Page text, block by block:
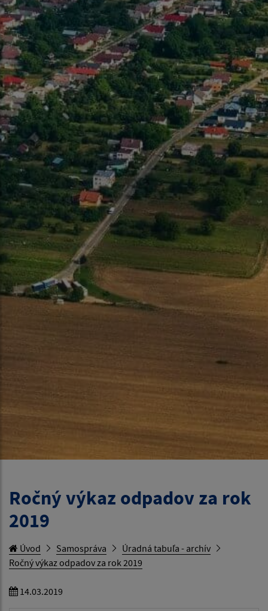
Ročný výkaz odpadov za rok
2019
Úvod Samospráva
Úradná tabuľa - archív
Ročný výkaz odpadov za rok 2019
14.03.2019